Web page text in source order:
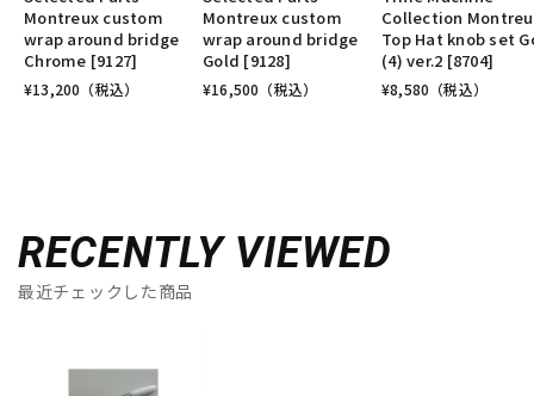
Montreux custom
wrap around bridge
Chrome [9127]
¥13,200 （税込）
Montreux custom
wrap around bridge
Gold [9128]
¥16,500 （税込）
Collection
Top Hat knob set
(4) ver.2 [8704]
¥8,580 （税込）
RECENTLY VIEWED
最近チェックした商品